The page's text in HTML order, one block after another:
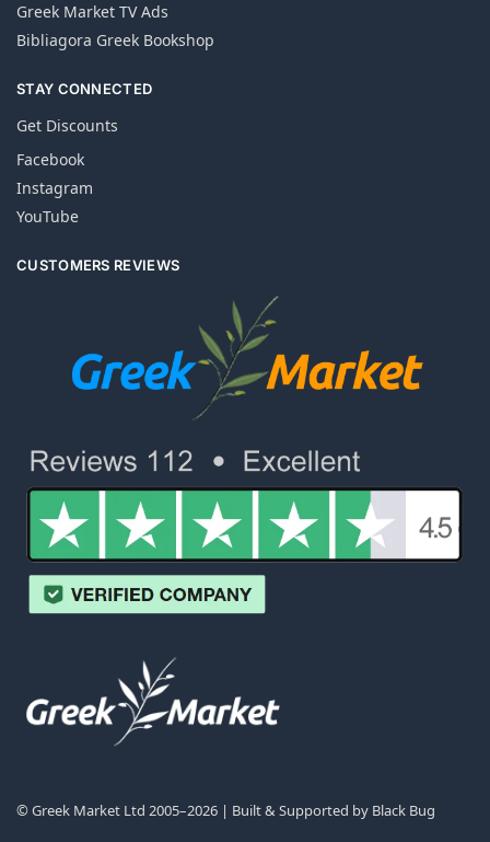
Greek Market TV Ads
Bibliagora Greek Bookshop
STAY CONNECTED
Get Discounts
Facebook
Instagram
YouTube
CUSTOMERS REVIEWS
© Greek Market Ltd 2005–2026 | Built & Supported by Black Bug